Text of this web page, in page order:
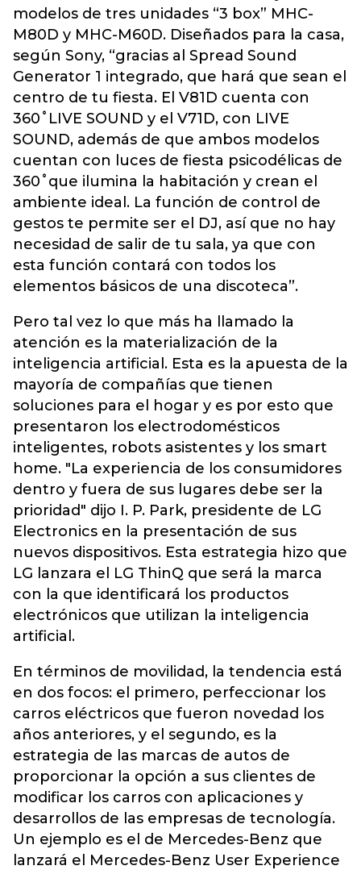
modelos de tres unidades “3 box” MHC-
M80D y MHC-M60D. Diseñados para la casa,
según Sony, “gracias al Spread Sound
Generator 1 integrado, que hará que sean el
centro de tu fiesta. El V81D cuenta con
360˚LIVE SOUND y el V71D, con LIVE
SOUND, además de que ambos modelos
cuentan con luces de fiesta psicodélicas de
360˚que ilumina la habitación y crean el
ambiente ideal. La función de control de
gestos te permite ser el DJ, así que no hay
necesidad de salir de tu sala, ya que con
esta función contará con todos los
elementos básicos de una discoteca”.
Pero tal vez lo que más ha llamado la
atención es la materialización de la
inteligencia artificial. Esta es la apuesta de la
mayoría de compañías que tienen
soluciones para el hogar y es por esto que
presentaron los electrodomésticos
inteligentes, robots asistentes y los smart
home. "La experiencia de los consumidores
dentro y fuera de sus lugares debe ser la
prioridad" dijo I. P. Park, presidente de LG
Electronics en la presentación de sus
nuevos dispositivos. Esta estrategia hizo que
LG lanzara el LG ThinQ que será la marca
con la que identificará los productos
electrónicos que utilizan la inteligencia
artificial.
En términos de movilidad, la tendencia está
en dos focos: el primero, perfeccionar los
carros eléctricos que fueron novedad los
años anteriores, y el segundo, es la
estrategia de las marcas de autos de
proporcionar la opción a sus clientes de
modificar los carros con aplicaciones y
desarrollos de las empresas de tecnología.
Un ejemplo es el de Mercedes-Benz que
lanzará el Mercedes-Benz User Experience